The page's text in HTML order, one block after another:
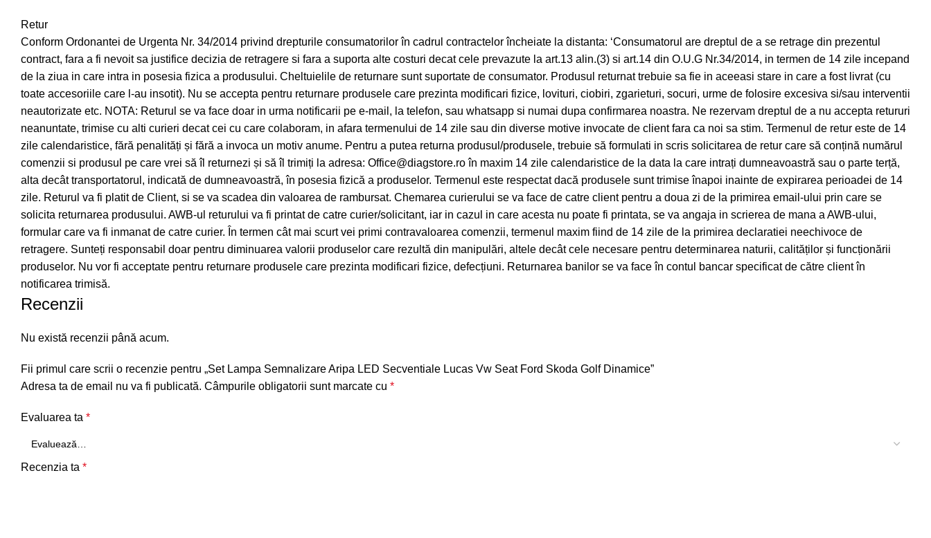
Retur
Conform Ordonantei de Urgenta Nr. 34/2014 privind drepturile consumatorilor în cadrul contractelor încheiate la distanta: ‘Consumatorul are dreptul de a se retrage din prezentul
contract, fara a fi nevoit sa justifice decizia de retragere si fara a suporta alte costuri decat cele prevazute la art.13 alin.(3) si art.14 din O.U.G Nr.34/2014, in termen de 14 zile incepand
de la ziua in care intra in posesia fizica a produsului. Cheltuielile de returnare sunt suportate de consumator. Produsul returnat trebuie sa fie in aceeasi stare in care a fost livrat (cu
toate accesoriile care l-au insotit). Nu se accepta pentru returnare produsele care prezinta modificari fizice, lovituri, ciobiri, zgarieturi, socuri, urme de folosire excesiva si/sau interventii
neautorizate etc. NOTA: Returul se va face doar in urma notificarii pe e-mail, la telefon, sau whatsapp si numai dupa confirmarea noastra. Ne rezervam dreptul de a nu accepta retururi
neanuntate, trimise cu alti curieri decat cei cu care colaboram, in afara termenului de 14 zile sau din diverse motive invocate de client fara ca noi sa stim. Termenul de retur este de 14
zile calendaristice, fără penalități și fără a invoca un motiv anume. Pentru a putea returna produsul/produsele, trebuie să formulati in scris solicitarea de retur care să conțină numărul
comenzii si produsul pe care vrei să îl returnezi și să îl trimiți la adresa: Office@diagstore.ro în maxim 14 zile calendaristice de la data la care intrați dumneavoastră sau o parte terță,
alta decât transportatorul, indicată de dumneavoastră, în posesia fizică a produselor. Termenul este respectat dacă produsele sunt trimise înapoi inainte de expirarea perioadei de 14
zile. Returul va fi platit de Client, si se va scadea din valoarea de rambursat. Chemarea curierului se va face de catre client pentru a doua zi de la primirea email-ului prin care se
solicita returnarea produsului. AWB-ul returului va fi printat de catre curier/solicitant, iar in cazul in care acesta nu poate fi printata, se va angaja in scrierea de mana a AWB-ului,
formular care va fi inmanat de catre curier. În termen cât mai scurt vei primi contravaloarea comenzii, termenul maxim fiind de 14 zile de la primirea declaratiei neechivoce de
retragere. Sunteți responsabil doar pentru diminuarea valorii produselor care rezultă din manipulări, altele decât cele necesare pentru determinarea naturii, calităților și funcționării
produselor. Nu vor fi acceptate pentru returnare produsele care prezinta modificari fizice, defecțiuni. Returnarea banilor se va face în contul bancar specificat de către client în
notificarea trimisă.
Recenzii
Nu există recenzii până acum.
Fii primul care scrii o recenzie pentru „Set Lampa Semnalizare Aripa LED Secventiale Lucas Vw Seat Ford Skoda Golf Dinamice”
Adresa ta de email nu va fi publicată. Câmpurile obligatorii sunt marcate cu *
Evaluarea ta *
Recenzia ta *